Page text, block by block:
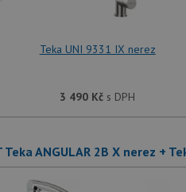
Teka UNI 9331 IX nerez
3 490 Kč s DPH
Teka ANGULAR 2B X nerez +